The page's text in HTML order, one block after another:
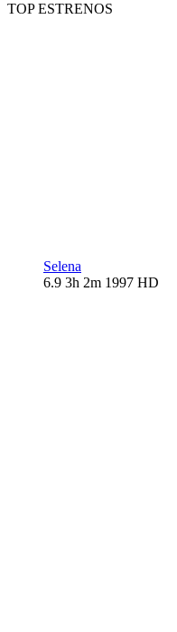
TOP ESTRENOS
Selena
6.9 3h 2m 1997 HD